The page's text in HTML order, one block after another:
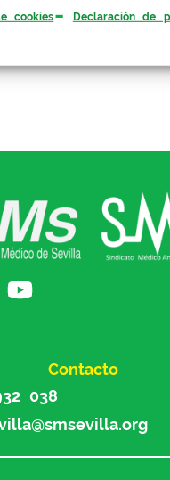
cookies Declaración de
Contacto
038